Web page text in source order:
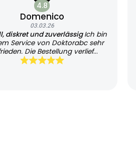
4.8
Domenico
03.03.26
diskret und zuverlässigIch bin
Service von Doktorabc sehr
Die Bestellung verlief
und übersichtlich.